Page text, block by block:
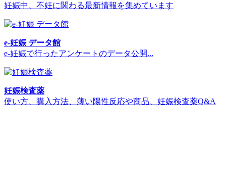
妊娠中、不妊に関わる最新情報を集めています
e-妊娠 データ館
e-妊娠で行ったアンケートのデータ公開...
妊娠検査薬
使い方、購入方法、薄い陽性反応や商品、妊娠検査薬Q&A